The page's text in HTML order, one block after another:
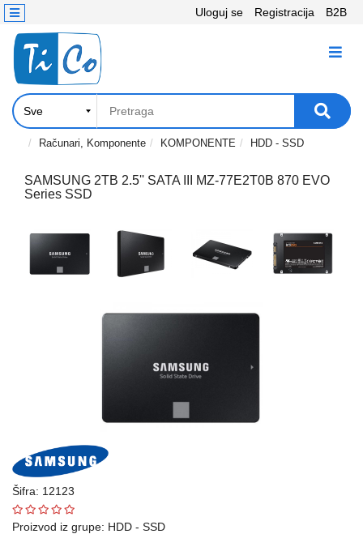
Uloguj se Registracija B2B
KATEGORIJE
Računari,
Komponente
Laptop
tablet
projektori
Telefoni
oprema
Kontakt
Računari, Komponente KOMPONENTE HDD - SSD
SAMSUNG 2TB 2.5'' SATA III MZ-77E2T0B 870 EVO
Series SSD
Šifra: 12123
Proizvod iz grupe: HDD - SSD